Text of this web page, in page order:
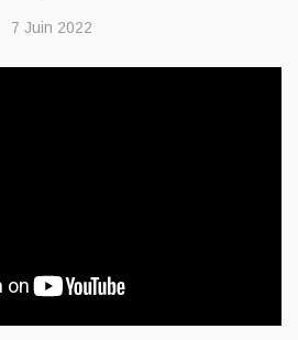
7 Juin 2022